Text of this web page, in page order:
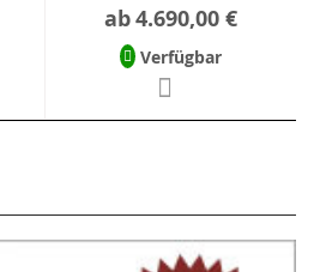
ab4.690,00 €
Verfügbar